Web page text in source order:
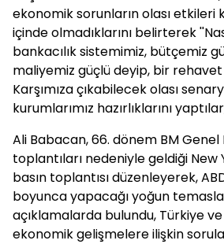
ekonomik sorunların olası etkileri
içinde olmadıklarını belirterek
bankacılık sistemimiz, bütçemiz
maliyemiz güçlü deyip, bir rehavet
Karşımıza çıkabilecek olası
kurumlarımız hazırlıklarını
Ali Babacan, 66. dönem BM Genel
toplantıları nedeniyle geldiği
basın toplantısı düzenleyerek,
boyunca yapacağı yoğun
açıklamalarda bulundu, Türkiye
ekonomik gelişmelere ilişkin